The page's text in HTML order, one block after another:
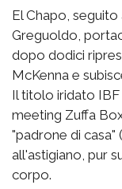
El Chapo,
Greguoldo,
dopo dodici
McKenna e
Il titolo iridato
meeting Zuffa
"padrone di
all'astigiano, pur
corpo.